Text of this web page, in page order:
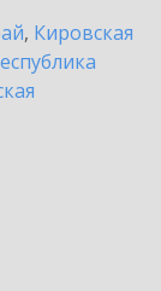
, Кировская